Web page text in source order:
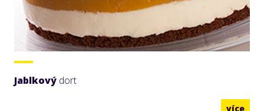
Jablkový dort
více